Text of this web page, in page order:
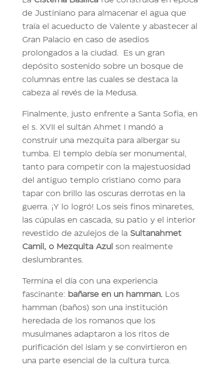
de Justiniano para almacenar el agua que
traía el acueducto de Valente y abastecer al
Gran Palacio en caso de asedios
prolongados a la ciudad. Es un gran
depósito sostenido sobre un bosque de
columnas entre las cuales se destaca la
cabeza al revés de la Medusa.
Finalmente, justo enfrente a Santa Sofia, en
el s. XVII el sultán Ahmet I mandó a
construir una mezquita para albergar su
tumba. El templo debía ser monumental,
tanto para competir con la majestuosidad
del antiguo templo cristiano como para
tapar con brillo las oscuras derrotas en la
guerra. ¡Y lo logró! Los seis finos minaretes,
las cúpulas en cascada, su patio y el interior
revestido de azulejos de la Sultanahmet
Camii, o Mezquita Azul son realmente
deslumbrantes.
Termina el día con una experiencia
fascinante: bañarse en un hamman.Los
hamman (baños) son una institución
heredada de los romanos que los
musulmanes adaptaron a los ritos de
purificación del islam y se convirtieron en
una parte esencial de la cultura turca.